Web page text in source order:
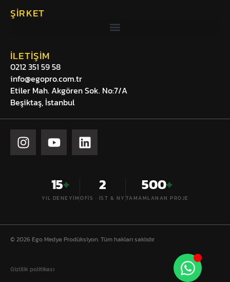
ŞIRKET
İLETIŞIM
0212 351 59 58
info@egopro.com.tr
Etiler Mah. Akgören Sok. No:7/A
Beşiktaş, İstanbul
15+
YIL DENEYIM
2
OFIS · İST & NY
500+
TAMAMLANAN PROJE
© 2026 Ego Medya Prodüksiyon. Tüm hakları saklıdır
Gizlilik politikası